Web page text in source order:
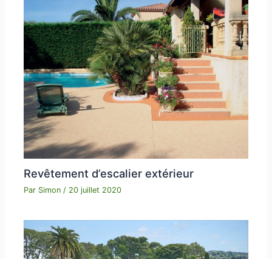
Revêtement d’escalier extérieur
Par Simon / 20 juillet 2020